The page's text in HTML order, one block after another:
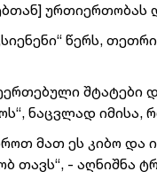
ურთიერთობას
წერს,
შტატები
ნაცვლად იმისა,
მათ ეს კიბო
თავს“, - აღნიშნა